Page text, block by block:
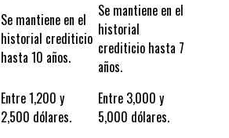
Se mantiene en el
historial crediticio
hasta 10 años.
Se mantiene en el
historial
crediticio hasta 7
años.
Entre 1,200 y
2,500 dólares.
Entre 3,000 y
5,000 dólares.